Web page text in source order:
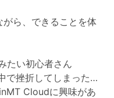
ら、できることを体
たい初心者さん
で挫折してしまった…
Cloudに興味があ